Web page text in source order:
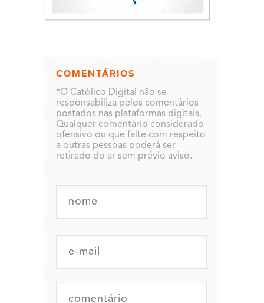
COMENTÁRIOS
*O Católico Digital não se
responsabiliza pelos comentários
postados nas plataformas digitais.
Qualquer comentário considerado
ofensivo ou que falte com respeito
a outras pessoas poderá ser
retirado do ar sem prévio aviso.